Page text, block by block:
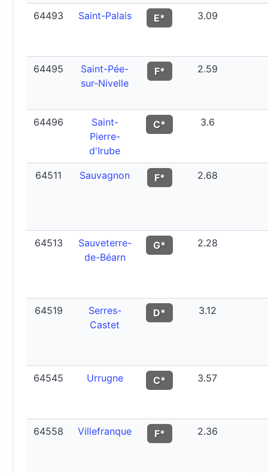
64493 Saint-Palais E* 3.09
64495
Saint-Pée-
sur-Nivelle
F* 2.59
64496
Saint-
Pierre-
d'Irube
C* 3.6
64511 Sauvagnon F* 2.68
64513
Sauveterre-
de-Béarn
G* 2.28
64519
Serres-
Castet
D* 3.12
64545 Urrugne C* 3.57
64558 Villefranque F* 2.36